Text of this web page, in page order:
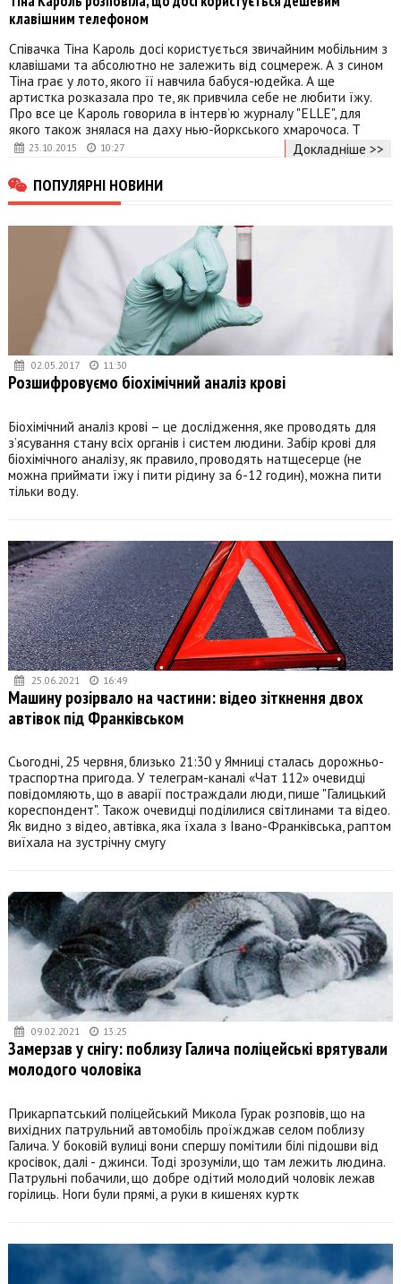
23.10.2015 10:27
клавішним телефоном
Співачка Тіна Кароль досі користується звичайним мобільним з
клавішами та абсолютно не залежить від соцмереж. А з сином
Тіна грає у лото, якого її навчила бабуся-юдейка. А ще
артистка розказала про те, як привчила себе не любити їжу.
Про все це Кароль говорила в інтерв’ю журналу "ELLE", для
якого також знялася на даху нью-йоркського хмарочоса. Т
Докладніше >>
ПОПУЛЯРНІ НОВИНИ
02.05.2017 11:30
Розшифровуємо біохімічний аналіз крові
Біохімічний аналіз крові – це дослідження, яке проводять для
з’ясування стану всіх органів і систем людини. Забір крові для
біохімічного аналізу, як правило, проводять натщесерце (не
можна приймати їжу і пити рідину за 6-12 годин), можна пити
тільки воду.
25.06.2021 16:49
Машину розірвало на частини: відео зіткнення двох
автівок під Франківськом
Сьогодні, 25 червня, близько 21:30 у Ямниці сталась дорожньо-
траспортна пригода. У телеграм-каналі «Чат 112» очевидці
повідомляють, що в аварії постраждали люди, пише "Галицький
кореспондент". Також очевидці поділилися світлинами та відео.
Як видно з відео, автівка, яка їхала з Івано-Франківська, раптом
виїхала на зустрічну смугу
09.02.2021 13:25
Замерзав у снігу: поблизу Галича поліцейські врятували
молодого чоловіка
Прикарпатський поліцейський Микола Гурак розповів, що на
вихідних патрульний автомобіль проїжджав селом поблизу
Галича. У боковій вулиці вони спершу помітили білі підошви від
кросівок, далі - джинси. Тоді зрозуміли, що там лежить людина.
Патрульні побачили, що добре одітий молодий чоловік лежав
горілиць. Ноги були прямі, а руки в кишенях куртк